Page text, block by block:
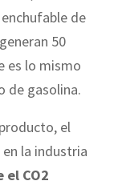
de
50
es lo mismo
de gasolina.
el
la industria
CO2